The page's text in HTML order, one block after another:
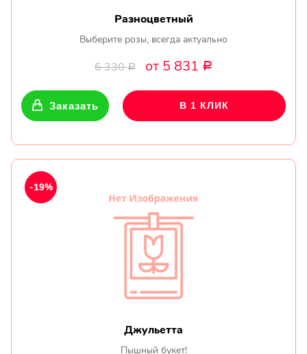
Разноцветный
Выберите розы, всегда актуально
6 330Р от 5 831 Р
Заказать В 1 КЛИК
Джульетта
Пышный букет!
-19%